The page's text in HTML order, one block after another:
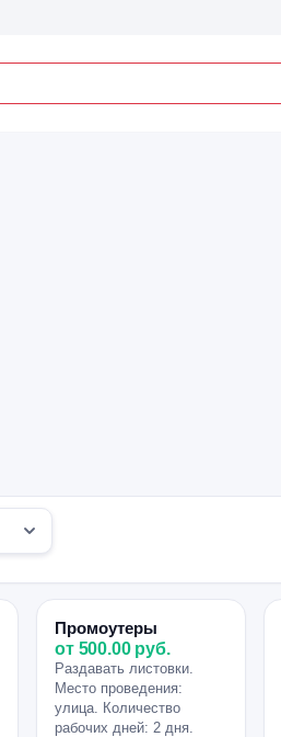
Промоутеры
от 500.00 руб.
Раздавать листовки.
Место проведения:
улица. Количество
рабочих дней: 2 дня.